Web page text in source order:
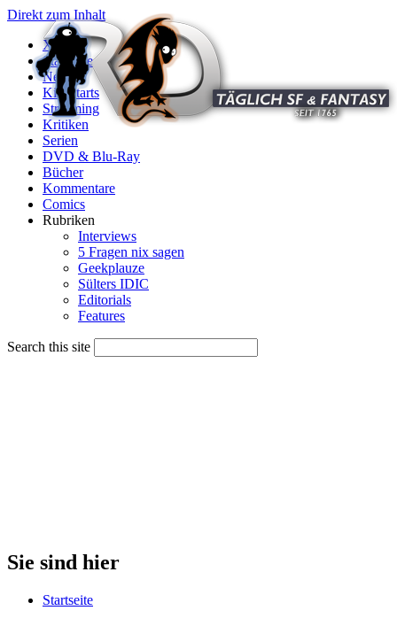
Direkt zum Inhalt
X
Startseite
News
Kinostarts
Streaming
Kritiken
Serien
DVD & Blu-Ray
Bücher
Kommentare
Comics
Rubriken
Interviews
5 Fragen nix sagen
Geekplauze
Sülters IDIC
Editorials
Features
Search this site
Sie sind hier
Startseite